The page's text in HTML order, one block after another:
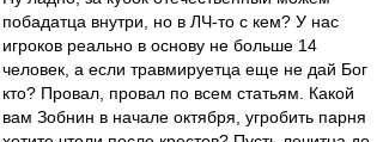
побадатца внутри, но в ЛЧ-то с кем? У нас
игроков реально в основу не больше 14
человек, а если травмируетца еще не дай Бог
кто? Провал, провал по всем статьям. Какой
вам Зобнин в начале октября, угробить парня